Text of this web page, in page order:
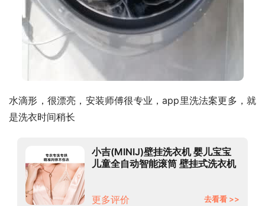
水滴形，很漂亮，安装师傅很专业，app里洗法案更多，就
是洗衣时间稍长
小吉(MINIJ)壁挂洗衣机 婴儿宝宝
儿童全自动智能滚筒 壁挂式洗衣机
更多评价 去看看 >>